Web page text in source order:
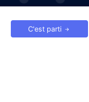
C'est parti